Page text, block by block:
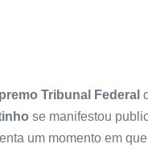
Tribunal Federal
se manifestou
um momento em